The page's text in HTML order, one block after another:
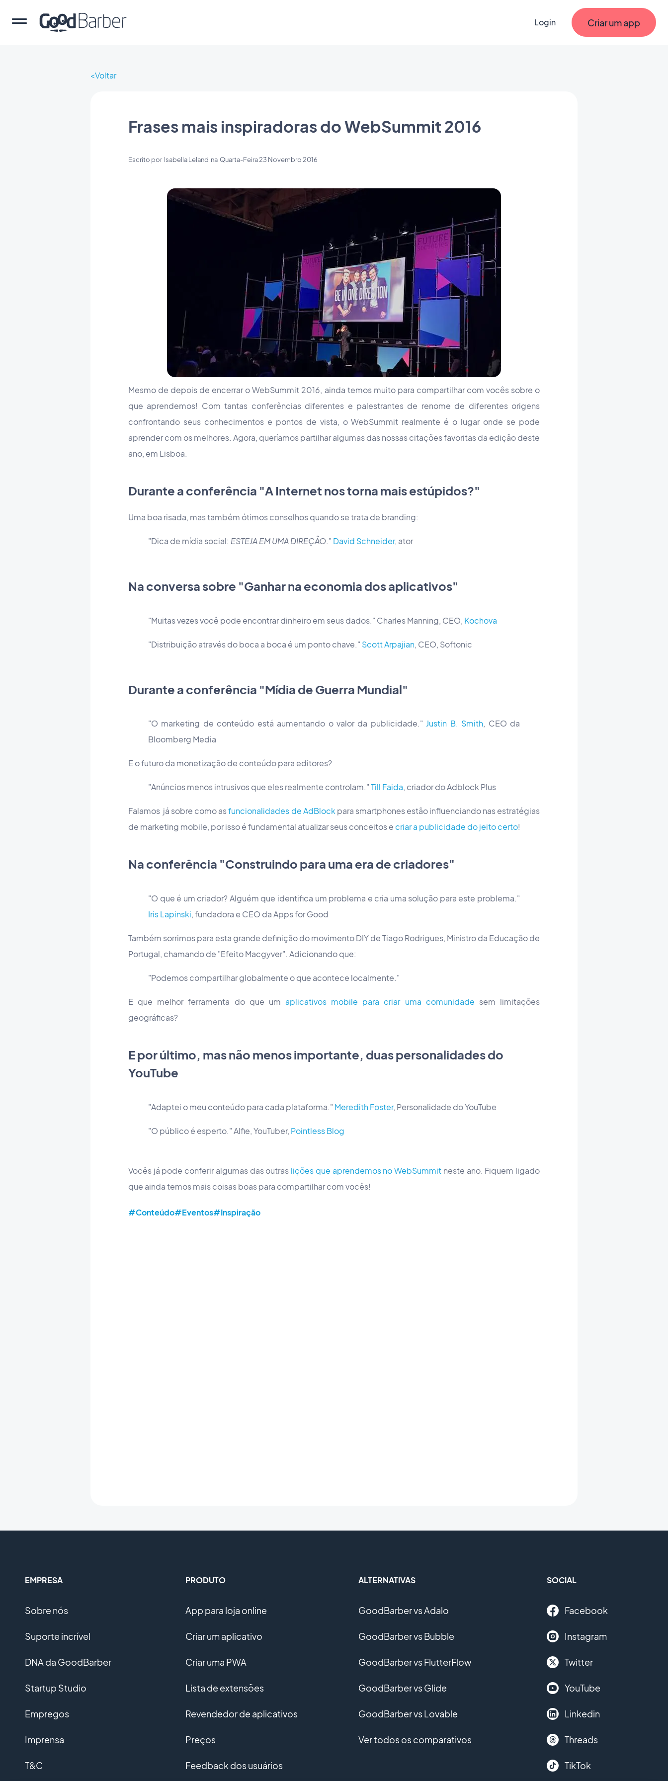
Login Criar um app
Voltar
Frases mais inspiradoras do WebSummit 2016
Escrito por Isabella Leland na Quarta-Feira 23 Novembro 2016
Mesmo de depois de encerrar o WebSummit 2016, ainda temos muito para compartilhar com vocês sobre o
que aprendemos! Com tantas conferências diferentes e palestrantes de renome de diferentes origens
confrontando seus conhecimentos e pontos de vista, o WebSummit realmente é o lugar onde se pode
aprender com os melhores. Agora, queríamos partilhar algumas das nossas citações favoritas da edição deste
ano, em Lisboa.
Durante a conferência "A Internet nos torna mais estúpidos?"
Uma boa risada, mas também ótimos conselhos quando se trata de branding:
"Dica de mídia social: ESTEJA EM UMA DIREÇÃO." David Schneider, ator
Na conversa sobre "Ganhar na economia dos aplicativos"
"Muitas vezes você pode encontrar dinheiro em seus dados." Charles Manning, CEO, Kochova
"Distribuição através do boca a boca é um ponto chave." Scott Arpajian, CEO, Softonic
Durante a conferência "Mídia de Guerra Mundial"
"O marketing de conteúdo está aumentando o valor da publicidade."Justin B. Smith, CEO da
Bloomberg Media
E o futuro da monetização de conteúdo para editores?
"Anúncios menos intrusivos que eles realmente controlam."Till Faida, criador do Adblock Plus
Falamos já sobre como asfuncionalidades de AdBlockpara smartphones estão influenciando nas estratégias
de marketing mobile, por isso é fundamental atualizar seus conceitos e criar a publicidade do jeito certo!
Na conferência "Construindo para uma era de criadores"
"O que é um criador? Alguém que identifica um problema e cria uma solução para este problema."
Iris Lapinski, fundadora e CEO da Apps for Good
Também sorrimos para esta grande definição do movimento DIY de Tiago Rodrigues, Ministro da Educação de
Portugal, chamando de "Efeito Macgyver". Adicionando que:
"Podemos compartilhar globalmente o que acontece localmente."
E que melhor ferramenta do que um aplicativos mobile para criar uma comunidade sem limitações
geográficas?
E por último, mas não menos importante, duas personalidades do
YouTube
"Adaptei o meu conteúdo para cada plataforma." Meredith Foster, Personalidade do YouTube
"O público é esperto." Alfie, YouTuber, Pointless Blog
Vocês já pode conferir algumas das outras lições que aprendemos no WebSummit neste ano. Fiquem ligado
que ainda temos mais coisas boas para compartilhar com vocês!
#Conteúdo#Eventos#Inspiração
EMPRESA
Sobre nós
Suporte incrível
DNA da GoodBarber
Startup Studio
Empregos
Imprensa
T&C
PRODUTO
App para loja online
Criar um aplicativo
Criar uma PWA
Lista de extensões
Revendedor de aplicativos
Preços
Feedback dos usuários
ALTERNATIVAS
GoodBarber vs Adalo
GoodBarber vs Bubble
GoodBarber vs FlutterFlow
GoodBarber vs Glide
GoodBarber vs Lovable
Ver todos os comparativos
SOCIAL
Facebook
Instagram
Twitter
YouTube
Linkedin
Threads
TikTok